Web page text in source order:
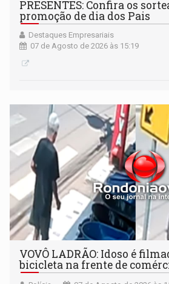
PRESENTES: Confira os
promoção de dia dos Pais
Destaques Empresariais
07 de Agosto de 2026 às 15:19
VOVÔ LADRÃO: Idoso é
bicicleta na frente de